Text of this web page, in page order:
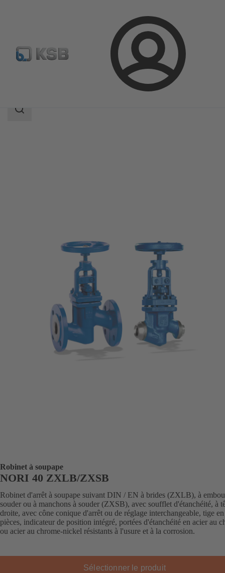
Connexion
Catalogue produits NORI 40 ZXLB/ZXSB
Champ
Robinet à soupape
NORI 40 ZXLB/ZXSB
Robinet d'arrêt à soupape suivant DIN / EN à brides (ZXLB), à
souder ou à manchons à souder (ZXSB), avec soufflet d'étanchéité, à
droite, avec cône conique d'arrêt ou de réglage interchangeable, tige
pièces, indicateur de position intégré, portées d'étanchéité en acier au
ou acier au chrome-nickel résistants à l'usure et à la corrosion.
Sélectionner le produit